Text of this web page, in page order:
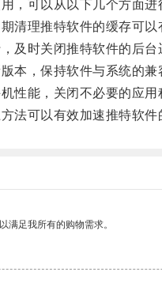
可以从以下几个方面进
理推特软件的缓存可以
时关闭推特软件的后台
，保持软件与系统的兼
能，关闭不必要的应用
可以有效加速推特软件
满足我所有的购物需求。